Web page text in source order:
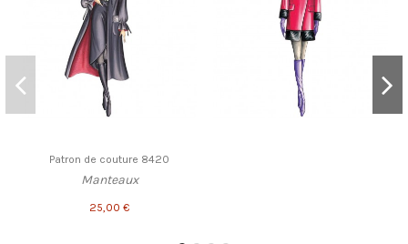
Patron de couture 8420
Manteaux
25,00 €